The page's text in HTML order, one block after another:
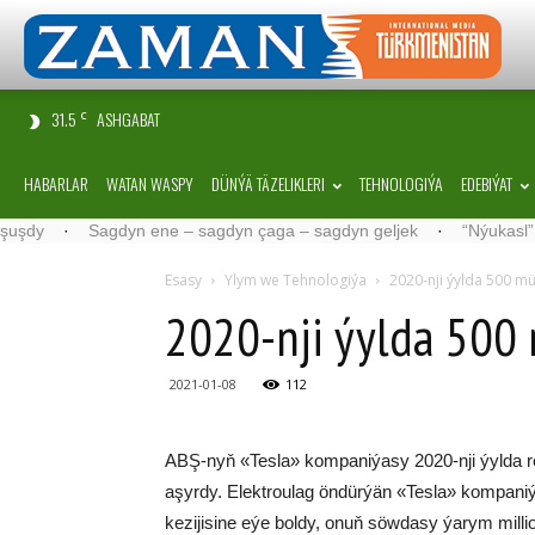
31.5 C ASHGABAT
HABARLAR WATAN WASPY DÜNÝÄ TÄZELIKLERI TEHNOLOGIÝA EDEBIÝAT
· Sagdyn ene – sagdyn çaga – sagdyn geljek · “Nýukasl”
Esasy Ylym we Tehnologiýa 2020-nji ýyl­da 500
2020-nji ýyl­da 500
2021-01-08 112
ABŞ-nyň «Tes­la» kom­pa­ni­ýa­sy 2020-nji ýyl­da
aşyr­dy. Elekt­rou­lag ön­dür­ýän «Tes­la»
ke­zi­ji­si­ne eýe bol­dy, onuň söw­da­sy ýa­rym